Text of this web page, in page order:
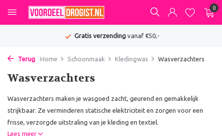
0
Gratis verzendingvanaf €50,-
Terug Home Schoonmaak Kledingwas Wasverzachters
Wasverzachters
Wasverzachters maken je wasgoed zacht, geurend en gemakkelijk
strijkbaar. Ze verminderen statische elektriciteit en zorgen voor een
frisse, verzorgde uitstraling van je kleding en textiel.
Lees meer